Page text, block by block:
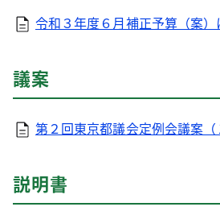
令和３年度６月補正予算（案）
議案
第２回東京都議会定例会議案（
説明書